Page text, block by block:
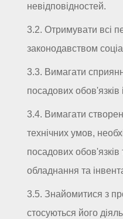
невідповідностей.
3.2. Отримувати всі
законодавством
3.3. Вимагати
посадових обов'язків
3.4. Вимагати
технічних умов,
посадових
обладнання та
3.5. Знайомитися з
стосуються його